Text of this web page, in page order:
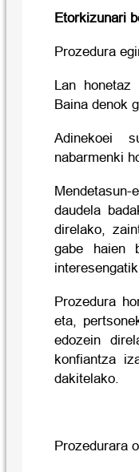
Etorkizunari
Prozedura
Lan honetaz
Baina denok
Adinekoei
nabarmenki
daudela
direlako,
gabe haien
Prozedura
eta,
edozein
konfiantza
dakitelako.
Prozedurara